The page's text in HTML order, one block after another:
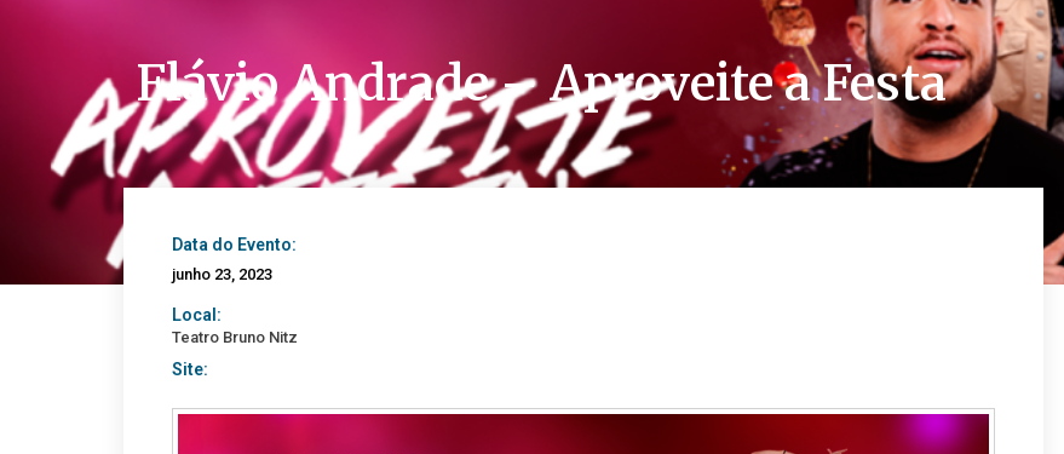
Flávio Andrade – Aproveite a Festa
Data do Evento:
junho 23, 2023
Local:
Teatro Bruno Nitz
Site: